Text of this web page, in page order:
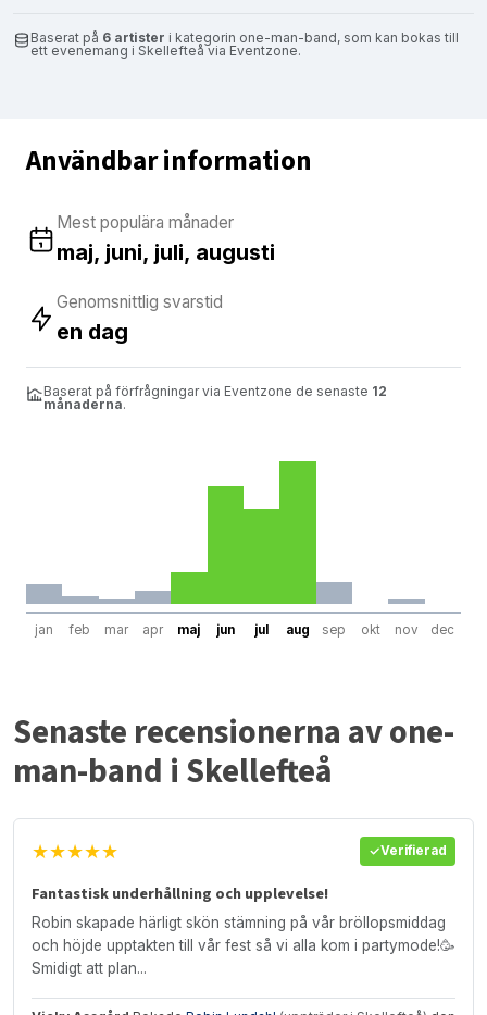
Baserat på 6 artister i kategorin one-man-band, som kan bokas till
ett evenemang i Skellefteå via Eventzone.
Användbar information
Mest populära månader
maj, juni, juli, augusti
Genomsnittlig svarstid
en dag
Baserat på förfrågningar via Eventzone de senaste 12
månaderna.
jan feb mar apr maj jun jul aug sep okt nov dec
Senaste recensionerna av one-
man-band i Skellefteå
★★★★★ Verifierad
Fantastisk underhållning och upplevelse!
Robin skapade härligt skön stämning på vår bröllopsmiddag
och höjde upptakten till vår fest så vi alla kom i partymode!🥳
Smidigt att plan...